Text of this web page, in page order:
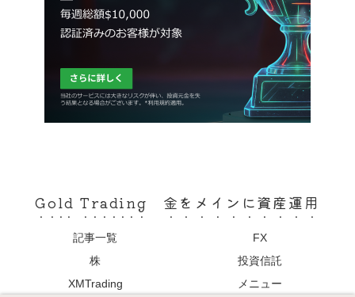
Gold Trading 金をメインに資産運用
記事一覧
FX
株
投資信託
XMTrading
メニュー